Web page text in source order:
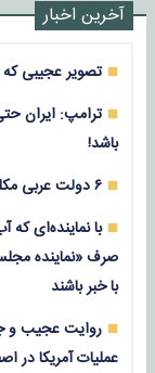
آخرین اخبار
تصویر عجیبی
ترامپ: ایران
باشد!
۶ دولت عربی مکلف هستند خسارات ایران را جبران کنند
با نماینده‌ای
صرف «نماینده
با خبر باشند
روایت عجیب و
عملیات آمریکا در